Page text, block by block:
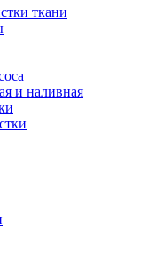
ткани
и наливная